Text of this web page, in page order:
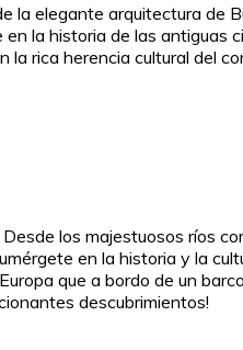
la elegante arquitectura de
la historia de las antiguas
rica herencia cultural del
los majestuosos ríos
en la historia y la
que a bordo de un
descubrimientos!